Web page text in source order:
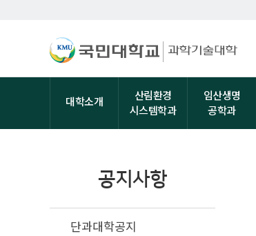
대학소개
산림환경
시스템학과
임산생명
공학과
공지사항
단과대학공지